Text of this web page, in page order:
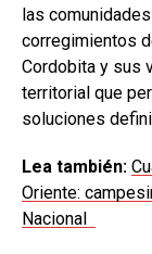
las
corregimientos
Cordobita y sus
territorial que
soluciones
Lea también:
Oriente:
Nacional